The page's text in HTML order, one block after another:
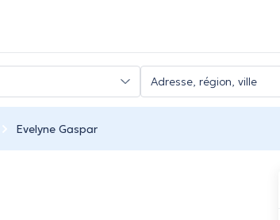
Evelyne Gaspar